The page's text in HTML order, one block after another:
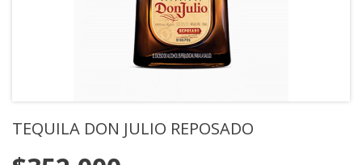
TEQUILA DON JULIO REPOSADO